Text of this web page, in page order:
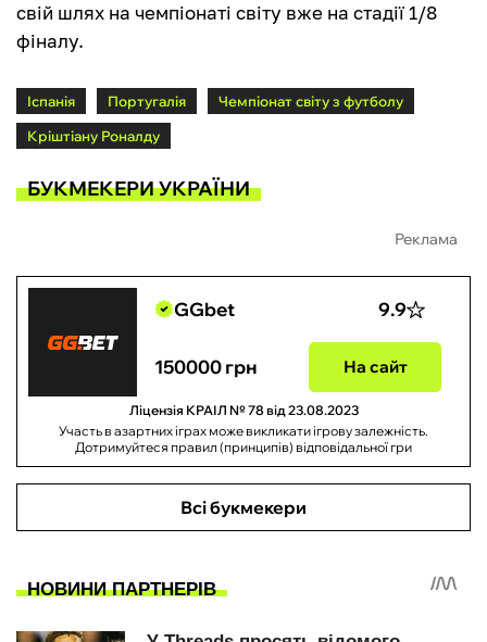
свій шлях на чемпіонаті світу вже на стадії 1/8
фіналу.
Іспанія Португалія
Чемпіонат світу з футболу
Кріштіану Роналду
БУКМЕКЕРИ УКРАЇНИ
Реклама
GGbet 9.9
150000 грн На сайт
Ліцензія КРАІЛ № 78 від 23.08.2023
Участь в азартних іграх може викликати ігрову залежність.
Дотримуйтеся правил (принципів) відповідальної гри
Всі букмекери